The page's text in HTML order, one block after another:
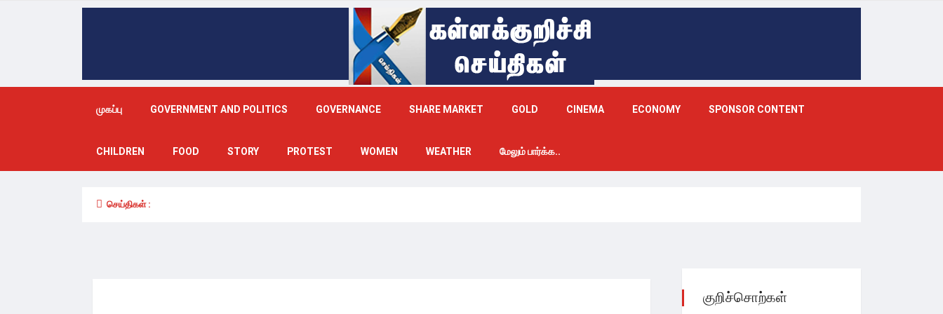
முகப்பு GOVERNMENT AND POLITICS GOVERNANCE SHARE MARKET GOLD CINEMA ECONOMY SPONSOR CONTENT
CHILDREN FOOD STORY PROTEST WOMEN WEATHER மேலும் பார்க்க..
செய்திகள் :
குறிச்சொற்கள்